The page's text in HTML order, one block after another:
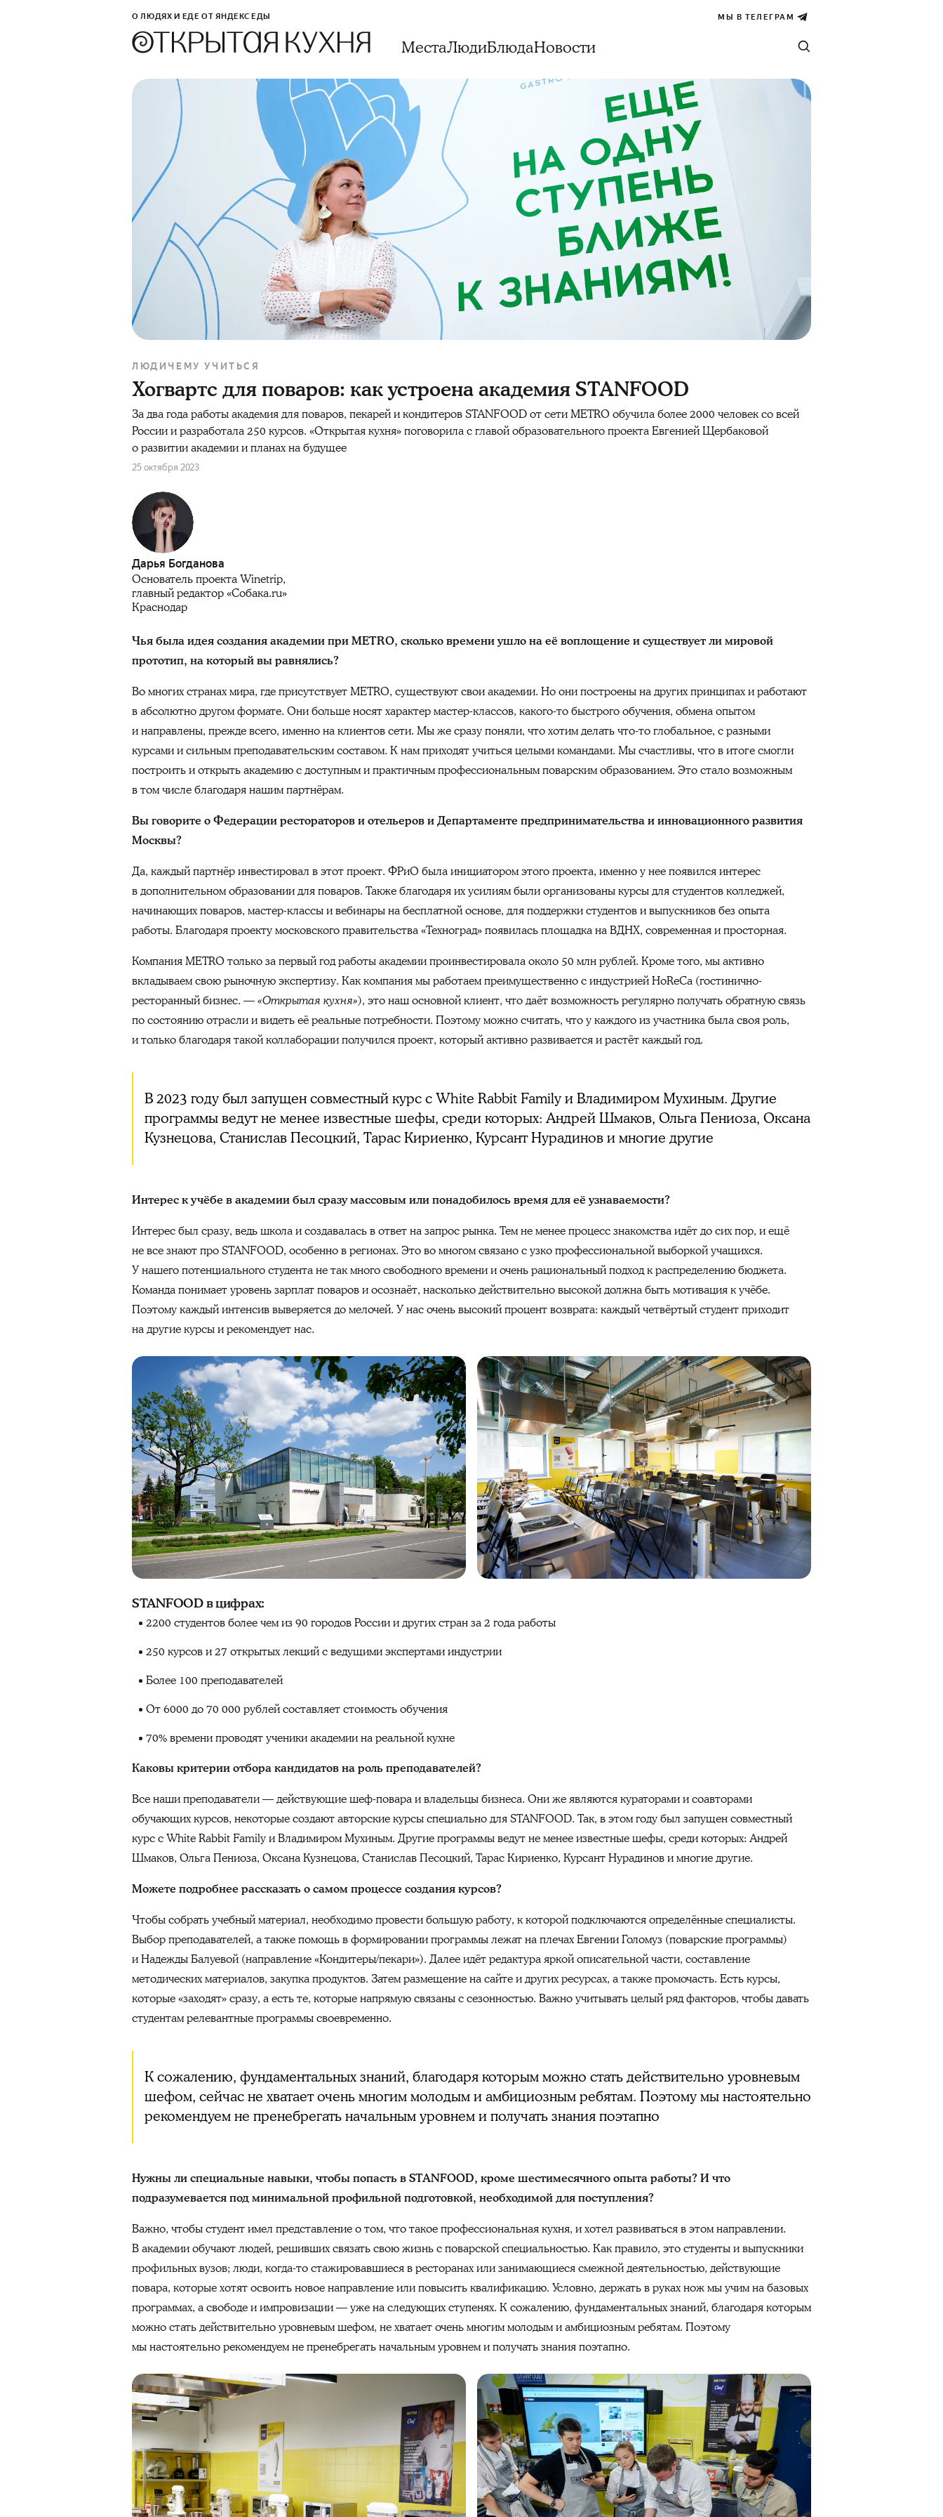
О ЛЮДЯХ И ЕДЕ ОТ ЯНДЕКС ЕДЫ МЫ В ТЕЛЕГРАМ
МестаЛюдиБлюдаНовости
ЛЮДИ ЧЕМУ УЧИТЬСЯ
Хогвартс для поваров: как устроена академия STANFOOD
За два года работы академия для поваров, пекарей и кондитеров STANFOOD от сети METRO обучила более 2000 человек со всей
России и разработала 250 курсов. «Открытая кухня» поговорила с главой образовательного проекта Евгенией Щербаковой
о развитии академии и планах на будущее
25 октября 2023
Дарья Богданова
Основатель проекта Winetrip,
главный редактор «Собака.ru»
Краснодар
Чья была идея создания академии при METRO, сколько времени ушло на её воплощение и существует ли мировой
прототип, на который вы равнялись?
Во многих странах мира, где присутствует METRO, существуют свои академии. Но они построены на других принципах и работают
в абсолютно другом формате. Они больше носят характер мастер-классов, какого-то быстрого обучения, обмена опытом
и направлены, прежде всего, именно на клиентов сети. Мы же сразу поняли, что хотим делать что-то глобальное, с разными
курсами и сильным преподавательским составом. К нам приходят учиться целыми командами. Мы счастливы, что в итоге смогли
построить и открыть академию с доступным и практичным профессиональным поварским образованием. Это стало возможным
в том числе благодаря нашим партнёрам.
Вы говорите о Федерации рестораторов и отельеров и Департаменте предпринимательства и инновационного развития
Москвы?
Да, каждый партнёр инвестировал в этот проект. ФРиО была инициатором этого проекта, именно у нее появился интерес
в дополнительном образовании для поваров. Также благодаря их усилиям были организованы курсы для студентов колледжей,
начинающих поваров, мастер-классы и вебинары на бесплатной основе, для поддержки студентов и выпускников без опыта
работы. Благодаря проекту московского правительства «Техноград» появилась площадка на ВДНХ, современная и просторная.
Компания METRO только за первый год работы академии проинвестировала около 50 млн рублей. Кроме того, мы активно
вкладываем свою рыночную экспертизу. Как компания мы работаем преимущественно с индустрией HoReCa (гостинично-
ресторанный бизнес. —«Открытая кухня»), это наш основной клиент, что даёт возможность регулярно получать обратную связь
по состоянию отрасли и видеть её реальные потребности. Поэтому можно считать, что у каждого из участника была своя роль,
и только благодаря такой коллаборации получился проект, который активно развивается и растёт каждый год.
В 2023 году был запущен совместный курс с White Rabbit Family и Владимиром Мухиным. Другие
программы ведут не менее известные шефы, среди которых: Андрей Шмаков, Ольга Пениоза, Оксана
Кузнецова, Станислав Песоцкий, Тарас Кириенко, Курсант Нурадинов и многие другие
Интерес к учёбе в академии был сразу массовым или понадобилось время для её узнаваемости?
Интерес был сразу, ведь школа и создавалась в ответ на запрос рынка. Тем не менее процесс знакомства идёт до сих пор, и ещё
не все знают про STANFOOD, особенно в регионах. Это во многом связано с узко профессиональной выборкой учащихся.
У нашего потенциального студента не так много свободного времени и очень рациональный подход к распределению бюджета.
Команда понимает уровень зарплат поваров и осознаёт, насколько действительно высокой должна быть мотивация к учёбе.
Поэтому каждый интенсив выверяется до мелочей. У нас очень высокий процент возврата: каждый четвёртый студент приходит
на другие курсы и рекомендует нас.
STANFOOD в цифрах:
2200 студентов более чем из 90 городов России и других стран за 2 года работы
250 курсов и 27 открытых лекций с ведущими экспертами индустрии
Более 100 преподавателей
От 6000 до 70 000 рублей составляет стоимость обучения
70% времени проводят ученики академии на реальной кухне
Каковы критерии отбора кандидатов на роль преподавателей?
Все наши преподаватели — действующие шеф-повара и владельцы бизнеса. Они же являются кураторами и соавторами
обучающих курсов, некоторые создают авторские курсы специально для STANFOOD. Так, в этом году был запущен совместный
курс с White Rabbit Family и Владимиром Мухиным. Другие программы ведут не менее известные шефы, среди которых: Андрей
Шмаков, Ольга Пениоза, Оксана Кузнецова, Станислав Песоцкий, Тарас Кириенко, Курсант Нурадинов и многие другие.
Можете подробнее рассказать о самом процессе создания курсов?
Чтобы собрать учебный материал, необходимо провести большую работу, к которой подключаются определённые специалисты.
Выбор преподавателей, а также помощь в формировании программы лежат на плечах Евгении Голомуз (поварские программы)
и Надежды Балуевой (направление «Кондитеры/пекари»). Далее идёт редактура яркой описательной части, составление
методических материалов, закупка продуктов. Затем размещение на сайте и других ресурсах, а также промочасть. Есть курсы,
которые «заходят» сразу, а есть те, которые напрямую связаны с сезонностью. Важно учитывать целый ряд факторов, чтобы давать
студентам релевантные программы своевременно.
К сожалению, фундаментальных знаний, благодаря которым можно стать действительно уровневым
шефом, сейчас не хватает очень многим молодым и амбициозным ребятам. Поэтому мы настоятельно
рекомендуем не пренебрегать начальным уровнем и получать знания поэтапно
Нужны ли специальные навыки, чтобы попасть в STANFOOD, кроме шестимесячного опыта работы? И что
подразумевается под минимальной профильной подготовкой, необходимой для поступления?
Важно, чтобы студент имел представление о том, что такое профессиональная кухня, и хотел развиваться в этом направлении.
В академии обучают людей, решивших связать свою жизнь с поварской специальностью. Как правило, это студенты и выпускники
профильных вузов; люди, когда-то стажировавшиеся в ресторанах или занимающиеся смежной деятельностью, действующие
повара, которые хотят освоить новое направление или повысить квалификацию. Условно, держать в руках нож мы учим на базовых
программах, а свободе и импровизации — уже на следующих ступенях. К сожалению, фундаментальных знаний, благодаря которым
можно стать действительно уровневым шефом, не хватает очень многим молодым и амбициозным ребятам. Поэтому
мы настоятельно рекомендуем не пренебрегать начальным уровнем и получать знания поэтапно.